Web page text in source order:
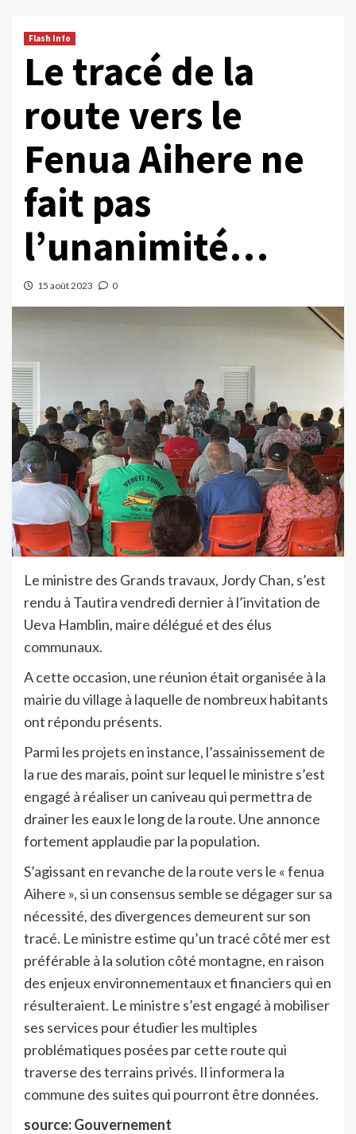
Flash Info
Le tracé de la
route vers le
Fenua Aihere ne
fait pas
l’unanimité…
15 août 2023 0
Le ministre des Grands travaux, Jordy Chan, s’est
rendu à Tautira vendredi dernier à l’invitation de
Ueva Hamblin, maire délégué et des élus
communaux.
A cette occasion, une réunion était organisée à la
mairie du village à laquelle de nombreux habitants
ont répondu présents.
Parmi les projets en instance, l’assainissement de
la rue des marais, point sur lequel le ministre s’est
engagé à réaliser un caniveau qui permettra de
drainer les eaux le long de la route. Une annonce
fortement applaudie par la population.
S’agissant en revanche de la route vers le « fenua
Aihere », si un consensus semble se dégager sur sa
nécessité, des divergences demeurent sur son
tracé. Le ministre estime qu’un tracé côté mer est
préférable à la solution côté montagne, en raison
des enjeux environnementaux et financiers qui en
résulteraient. Le ministre s’est engagé à mobiliser
ses services pour étudier les multiples
problématiques posées par cette route qui
traverse des terrains privés. Il informera la
commune des suites qui pourront être données.
source: Gouvernement